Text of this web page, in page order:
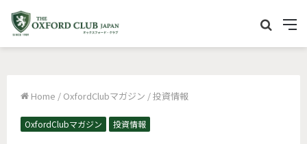
M
e
イ
Home / OxfordClubマガジン /投資情報
OxfordClubマガジン 投資情報